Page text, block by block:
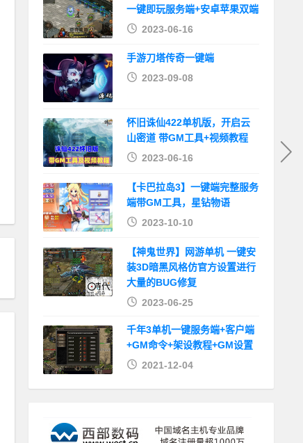
一键即玩服务端+安卓苹果双端
2023-06-16
手游刀塔传奇一键端
2023-09-08
怀旧诛仙422单机版，开启云
山密道 带GM工具+视频教程
2023-06-16
【卡巴拉岛3】一键端完整服务
端带GM工具，星钻物语
2023-10-10
【神鬼世界】网游单机 一键安
装3D暗黑风格仿官方设置进行
大量的BUG修复
2023-06-25
千年3单机一键服务端+客户端
+GM命令+架设教程+GM设置
2021-12-04